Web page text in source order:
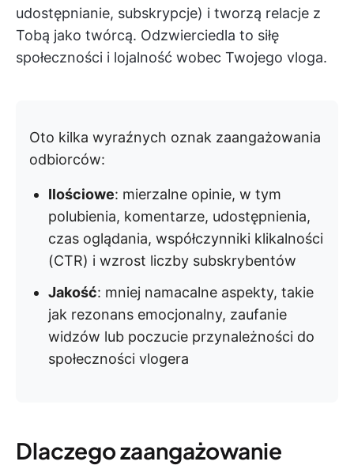
udostępnianie, subskrypcje) i tworzą relacje z
Tobą jako twórcą. Odzwierciedla to siłę
społeczności i lojalność wobec Twojego vloga.
Oto kilka wyraźnych oznak zaangażowania
odbiorców:
Ilościowe: mierzalne opinie, w tym
polubienia, komentarze, udostępnienia,
czas oglądania, współczynniki klikalności
(CTR) i wzrost liczby subskrybentów
Jakość: mniej namacalne aspekty, takie
jak rezonans emocjonalny, zaufanie
widzów lub poczucie przynależności do
społeczności vlogera
Dlaczego zaangażowanie